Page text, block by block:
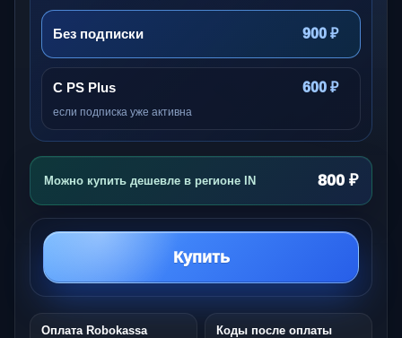
Без подписки 900 ₽
С PS Plus 600 ₽
если подписка уже активна
Можно купить дешевле в регионе IN 800 ₽
Купить
Оплата Robokassa Коды после оплаты